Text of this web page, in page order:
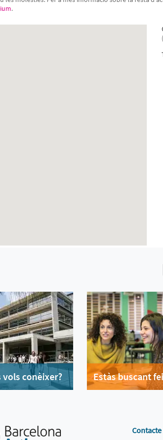
.
vols conèixer? Estàs buscant
Contacte